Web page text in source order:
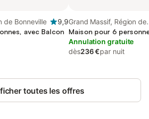
de Bonneville
9,9
avec Balcon
Grand Massif, Région de
Bonneville
Maison pour 6
Annulation gratuite
dès236 €par nuit
toutes les offres